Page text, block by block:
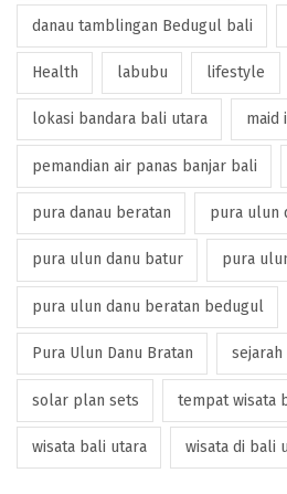
danau tamblingan Bedugul bali
Health labubu lifestyle
lokasi bandara bali utara maid
pemandian air panas banjar bali
pura danau beratan pura ulun
pura ulun danu batur pura
pura ulun danu beratan bedugul
Pura Ulun Danu Bratan
solar plan sets tempat wisata
wisata bali utara wisata di bali